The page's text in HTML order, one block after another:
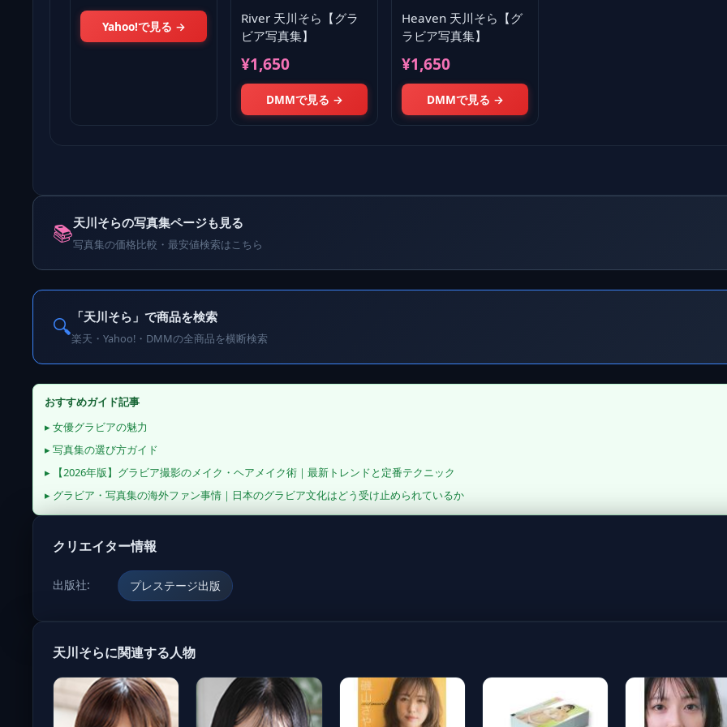
Yahoo!で見る →
River 天川そら【グラ
ビア写真集】
¥1,650
DMMで見る →
Heaven 天川そら【グ
ラビア写真集】
¥1,650
DMMで見る →
📚天川そらの写真集ページも見る
写真集の価格比較・最安値検索はこちら
🔍 「天川そら」で商品を検索
楽天・Yahoo!・DMMの全商品を横断検索
おすすめガイド記事
▸ 女優グラビアの魅力
▸ 写真集の選び方ガイド
▸ 【2026年版】グラビア撮影のメイク・ヘアメイク術｜最新トレンドと定番テクニック
▸ グラビア・写真集の海外ファン事情｜日本のグラビア文化はどう受け止められているか
クリエイター情報
出版社: プレステージ出版
天川そらに関連する人物